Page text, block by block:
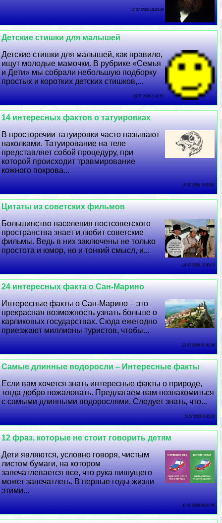
17 07 2026 18:20:38
Детские стишки для малышей
Детские стишки для малышей, как правило,
ищут молодые мамочки. В рубрике «Семья
и Дети» мы собрали небольшую подборку
простых и коротких детских стишков,...
16 07 2026 0:32:51
14 интересных фактов о татуировках
В просторечии татуировки часто называют
наколками. Татуирование на теле
представляет собой процедуру, при
которой происходит травмирование
кожного покрова...
15 07 2026 10:33:21
Цитаты из советских фильмов
Большинство населения постсоветского
прострaнcтва знает и любит советские
фильмы. Ведь в них заключены не только
простота и юмор, но и тонкий смысл, и...
14 07 2026 12:30:12
24 интересных факта о Сан-Марино
Интересные факты о Сан-Марино – это
прекрасная возможность узнать больше о
карликовых государствах. Сюда ежегодно
приезжают миллионы туристов, чтобы...
13 07 2026 21:41:54
Самые длинные водоросли – Интересные факты
Если вам хочется знать интересные факты о природе,
тогда добро пожаловать. Предлагаем вам познакомиться
с самыми длинными водорослями. Следует знать, что...
12 07 2026 5:30:23
12 фраз, которые не стоит говорить детям
Дети являются, условно говоря, чистым
листом бумаги, на котором
запечатлевается все, что рука пишущего
может запечатлеть. В первые годы жизни
этими...
11 07 2026 20:21:45